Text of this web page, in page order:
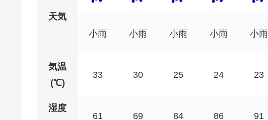
天気
小雨
小雨 小雨 小雨 小雨
気温
(℃)
33 30 25 24 23
湿度
61 69 84 86 91